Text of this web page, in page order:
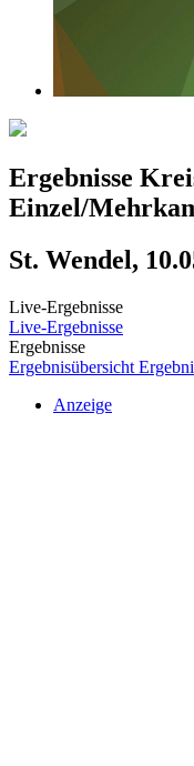
Ergebnisse
Einzel/
St. Wendel,
Live-Ergebnisse
Live-Ergebnisse
Ergebnisse
Ergebnisübersicht
Anzeige